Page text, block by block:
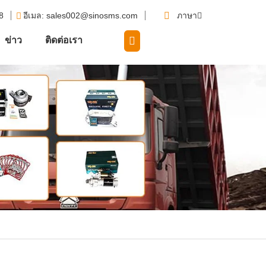
ข่าว ติดต่อเรา
อีเมล: sales002@sinosms.com ภาษา